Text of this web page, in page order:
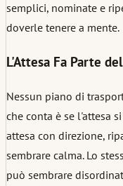
semplici, nominate e
doverle tenere a mente.
L'Attesa Fa Parte
Nessun piano di
che conta è se l'attesa
attesa con direzione,
sembrare calma. Lo
può sembrare